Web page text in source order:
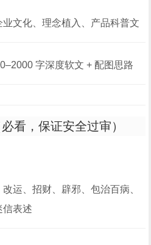
业文化、理念植入、产品科普文
字深度软文 + 配图思路
看，保证安全过审）
运、招财、辟邪、包治百病、
信表述